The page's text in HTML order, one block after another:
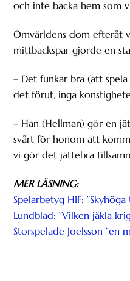
och inte backa hem som
Omvärldens dom efteråt
mittbackspar gjorde en
– Det funkar bra (att
det förut, inga
– Han (Hellman) gör en
svårt för honom att
vi gör det jättebra
MER LÄSNING:
Spelarbetyg HIF:
Lundblad: ”Vilken jäkla
Storspelade Joelsson ”en